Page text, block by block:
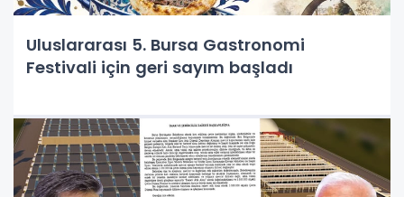
Uluslararası 5. Bursa Gastronomi
Festivali için geri sayım başladı